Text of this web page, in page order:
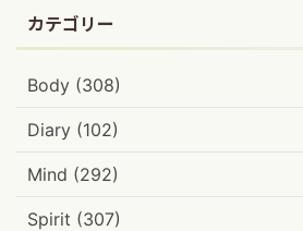
カテゴリー
Body (308)
Diary (102)
Mind (292)
Spirit (307)